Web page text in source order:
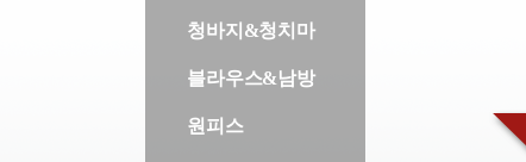
청바지&청치마
블라우스&남방
원피스